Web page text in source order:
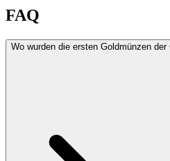
FAQ
Wo wurden die ersten Goldmünzen